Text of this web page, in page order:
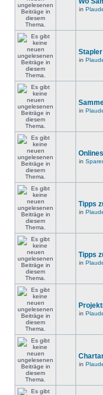
in
in
in
in
Tipps
in
Tipps
in
in
in